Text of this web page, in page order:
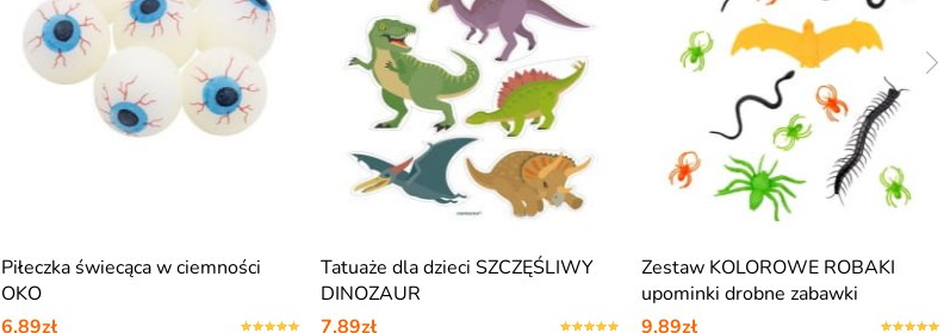
Piłeczka świecąca w ciemności
OKO
6,89zł
Tatuaże dla dzieci SZCZĘŚLIWY
DINOZAUR
7,89zł
Zestaw KOLOROWE ROBAKI
upominki drobne zabawki
9,89zł